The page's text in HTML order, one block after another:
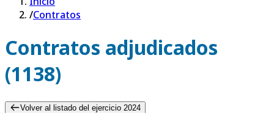
/Contratos
Contratos adjudicados
(1138)
Volver al listado del ejercicio 2024